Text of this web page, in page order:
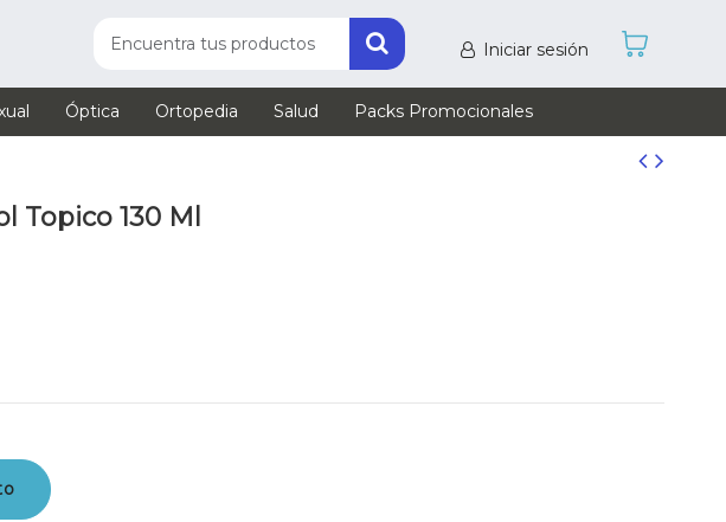
Iniciar sesión
Óptica Ortopedia Salud Packs Promocionales
Topico 130 Ml